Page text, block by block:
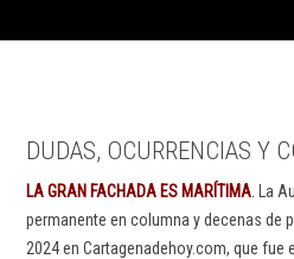
DUDAS, OCURRENCIAS Y
LA GRAN FACHADA ES MARÍTIMA . La
permanente en columna y decenas
2024 en Cartagenadehoy.com, que